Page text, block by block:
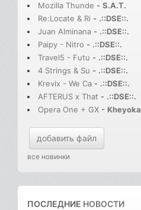
Mozilla Thunde - S.A.T.
Re:Locate & Ri - .::DSE::.
Juan Alminana - .::DSE::.
Paipy - Nitro - .::DSE::.
Travel5 - Futu - .::DSE::.
4 Strings & Su - .::DSE::.
Krevix - We Ca - .::DSE::.
AFTERUS x That - .::DSE::.
Opera One + GX - Kheyoka
добавить файл
все новинки
ПОСЛЕДНИЕ НОВОСТИ